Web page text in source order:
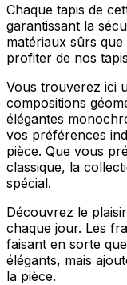
Chaque tapis de
garantissant la
matériaux sûrs
profiter de nos
Vous trouverez ici
compositions
élégantes
vos préférences
pièce. Que vous
classique, la
spécial.
Découvrez le
chaque jour. Les
faisant en sorte
élégants, mais
la pièce.